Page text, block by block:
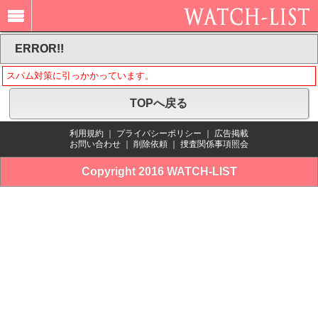
ERROR!!
スパム対策に引っかかっています。
TOPへ戻る
利用規約 プライバシーポリシー
広告掲載
お問い合わせ
削除依頼 捜査関係事項照会
Copyright 2016 WATCH-LIST